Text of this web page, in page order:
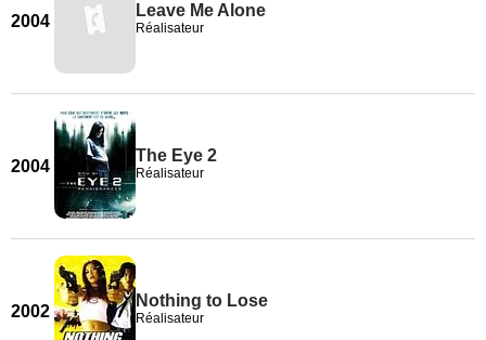
2004
Leave Me Alone
Réalisateur
2004
The Eye 2
Réalisateur
2002
Nothing to Lose
Réalisateur